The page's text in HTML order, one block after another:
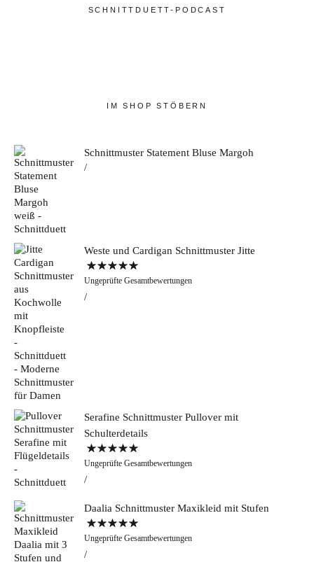
SCHNITTDUETT-PODCAST
IM SHOP STÖBERN
Schnittmuster Statement Bluse Margoh
Weste und Cardigan Schnittmuster Jitte
Bewertet mit
5.00von 5
Ungeprüfte Gesamtbewertungen
Serafine Schnittmuster Pullover mit
Schulterdetails
Bewertet mit
5.00von 5
Ungeprüfte Gesamtbewertungen
Daalia Schnittmuster Maxikleid mit Stufen
Bewertet mit
5.00von 5
Ungeprüfte Gesamtbewertungen